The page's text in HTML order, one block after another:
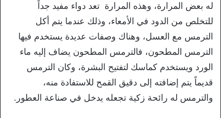
له بعض المرارة، وهذه المرارة تعد دواء مفيد جداً
للتخلص من الدود في الأمعاء، وذلك عندما يتم أكل
الترمس مع العسل، وهناك وصفات عديدة يستخدم فيها
الترمس المطحون، فالترمس المطحون يضاف إليه ماء
الورد ويستخدم كماسك لتفتيح البشرة، وكان الترمس
قديماً يتم إضافته إلى دقيق القمح للاستفادة منه،
والترمس له رائحة زكية تجعله يدخل في صناعة العطور.